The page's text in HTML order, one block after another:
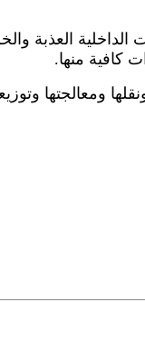
الداخلية العذبة
كافية منها.
ومعالجتها